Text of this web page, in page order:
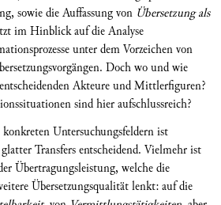
sowie die Auffassung von Übersetzung als
im Hinblick auf die Analyse
unter dem Vorzeichen von
Doch wo und wie
Akteure und Mittlerfiguren?
sind hier aufschlussreich?
Untersuchungsfeldern ist
Transfers entscheidend. Vielmehr ist
Übertragungsleistung, welche die
Übersetzungsqualität lenkt: auf die